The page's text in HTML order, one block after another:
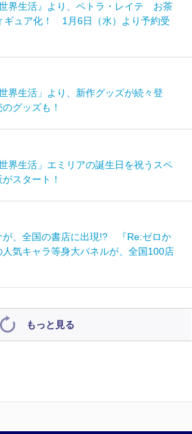
世界生活』より、ペトラ・レイテ お茶
ギュア化！ 1月6日（水）より予約受
界生活」より、新作グッズが続々登
グッズも！
界生活」エミリアの誕生日を祝うスペ
スタート！
が、全国の書店に出現!? 『Re:ゼロか
気キャラ等身大パネルが、全国100店
もっと見る